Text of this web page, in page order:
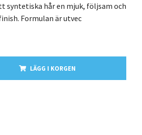
syntetiska hår en mjuk, följsam och
Formulan är utvec
LÄGG I KORGEN